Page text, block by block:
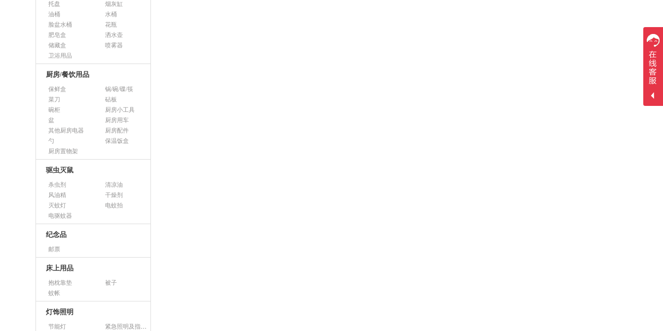
托盘
烟灰缸
油桶
水桶
脸盆水桶
花瓶
肥皂盒
洒水壶
储藏盒
喷雾器
卫浴用品
厨房/餐饮用品
保鲜盒
锅/碗/碟/筷
菜刀
砧板
碗柜
厨房小工具
盆
厨房用车
其他厨房电器
厨房配件
勺
保温饭盒
厨房置物架
驱虫灭鼠
杀虫剂
清凉油
风油精
干燥剂
灭蚊灯
电蚊拍
电驱蚊器
纪念品
邮票
床上用品
抱枕靠垫
被子
蚊帐
灯饰照明
节能灯
紧急照明及指示灯